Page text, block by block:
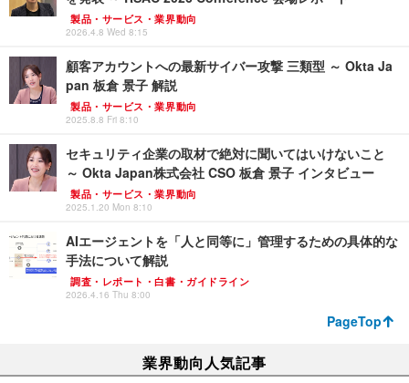
製品・サービス・業界動向
2026.4.8 Wed 8:15
顧客アカウントへの最新サイバー攻撃 三類型 ～ Okta Ja
pan 板倉 景子 解説
製品・サービス・業界動向
2025.8.8 Fri 8:10
セキュリティ企業の取材で絶対に聞いてはいけないこと
～ Okta Japan株式会社 CSO 板倉 景子 インタビュー
製品・サービス・業界動向
2025.1.20 Mon 8:10
AIエージェントを「人と同等に」管理するための具体的な
手法について解説
調査・レポート・白書・ガイドライン
2026.4.16 Thu 8:00
PageTop
業界動向人気記事